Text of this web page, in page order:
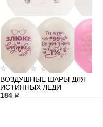
ВОЗДУШНЫЕ ШАРЫ ДЛЯ
ИСТИННЫХ ЛЕДИ
184 ₽